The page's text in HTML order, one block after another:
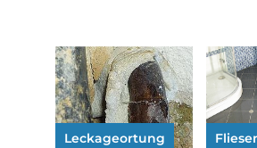
Leckageortung